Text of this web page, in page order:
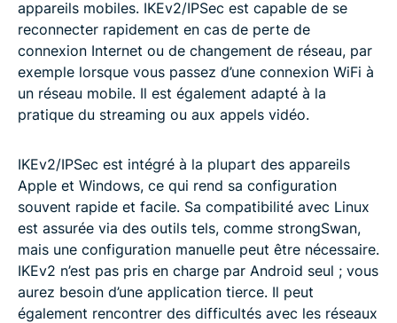
appareils mobiles. IKEv2/IPSec est capable de se
reconnecter rapidement en cas de perte de
connexion Internet ou de changement de réseau, par
exemple lorsque vous passez d’une connexion WiFi à
un réseau mobile. Il est également adapté à la
pratique du streaming ou aux appels vidéo.
IKEv2/IPSec est intégré à la plupart des appareils
Apple et Windows, ce qui rend sa configuration
souvent rapide et facile. Sa compatibilité avec Linux
est assurée via des outils tels, comme strongSwan,
mais une configuration manuelle peut être nécessaire.
IKEv2 n’est pas pris en charge par Android seul ; vous
aurez besoin d’une application tierce. Il peut
également rencontrer des difficultés avec les réseaux